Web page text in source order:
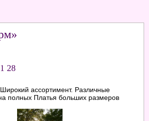
28
ассортимент. Различные
полных Платья больших размеров